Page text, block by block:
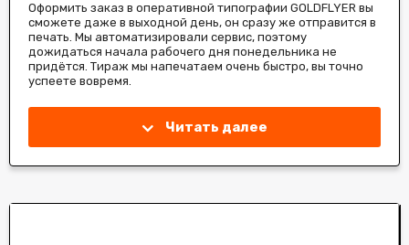
Оформить заказ в оперативной типографии GOLDFLYER вы
сможете даже в выходной день, он сразу же отправится в
печать. Мы автоматизировали сервис, поэтому
дожидаться начала рабочего дня понедельника не
придётся. Тираж мы напечатаем очень быстро, вы точно
успеете вовремя.
Читать далее